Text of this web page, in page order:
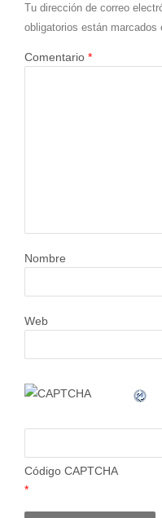
Tu dirección de correo
obligatorios están marcados
Comentario *
Nombre
Web
Código CAPTCHA
*